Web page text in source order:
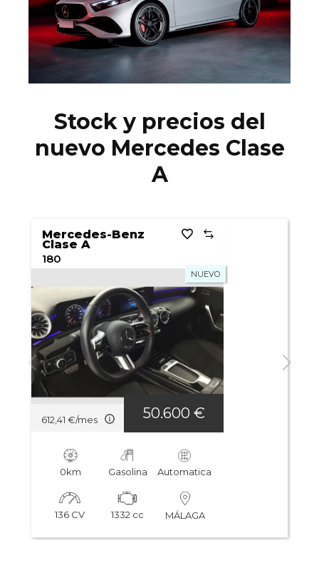
Stock y precios del
nuevo Mercedes Clase
A
Mercedes-Benz
Clase A
180
NUEVO
612,41 €/mes 50.600 €
0km Gasolina Automatica
136 CV 1332 cc MÁLAGA